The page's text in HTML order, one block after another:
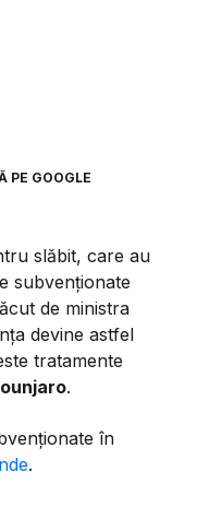
PE GOOGLE
slăbit, care au
subvenționate
de ministra
devine astfel
tratamente
.
în
.